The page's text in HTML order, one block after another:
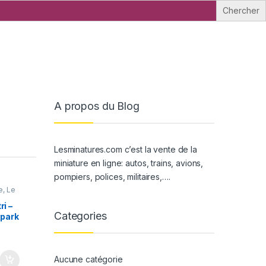
Le
–
A propos du Blog
Lesminatures.com c’est la vente de la
miniature en ligne: autos, trains, avions,
pompiers, polices, militaires,….
Categories
Aucune catégorie